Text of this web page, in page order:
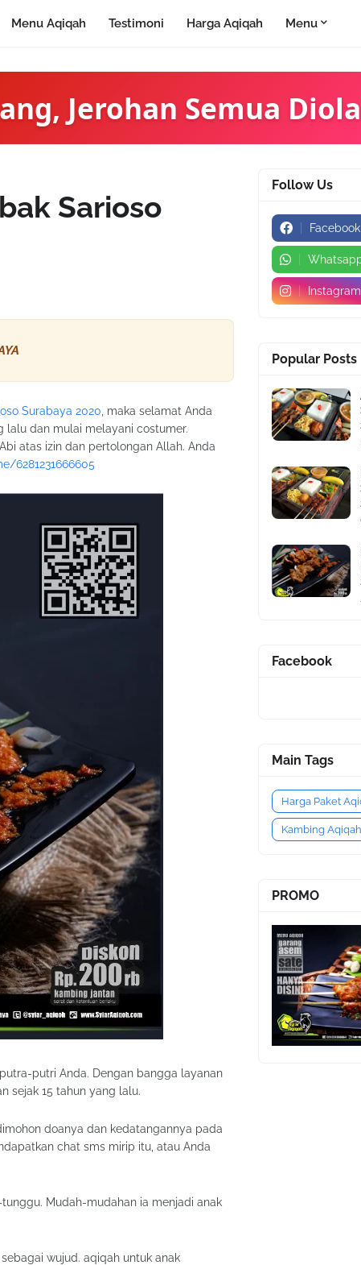
Menu Aqiqah Testimoni Harga Aqiqah Menu
Jerohan Semua
Sarioso
Surabaya 2020 , maka selamat Anda
lalu dan mulai melayani costumer.
atas izin dan pertolongan Allah. Anda
6281231666605
putri Anda. Dengan bangga layanan
sejak 15 tahun yang lalu.
doanya dan kedatangannya pada
chat sms mirip itu, atau Anda
Mudah-mudahan ia menjadi anak
wujud. aqiqah untuk anak
Follow Us
Facebook
Instagram
Popular Posts
Facebook
Main Tags
Harga Paket
Kambing Aqiqah
PROMO